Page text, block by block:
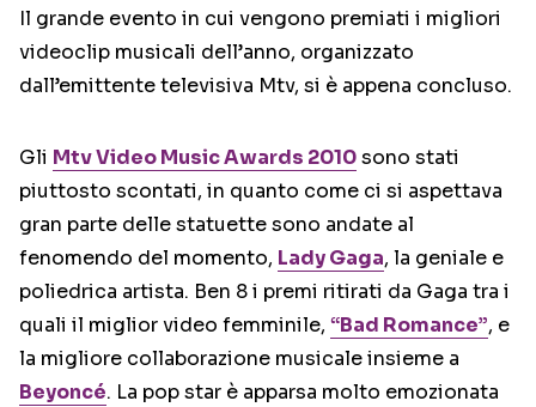
Il grande evento in cui vengono premiati i migliori
videoclip musicali dell’anno, organizzato
dall’emittente televisiva Mtv, si è appena concluso.
Gli Mtv Video Music Awards 2010sono stati
piuttosto scontati, in quanto come ci si aspettava
gran parte delle statuette sono andate al
fenomendo del momento, Lady Gaga, la geniale e
poliedrica artista. Ben 8 i premi ritirati da Gaga tra i
quali il miglior video femminile, “Bad Romance”, e
la migliore collaborazione musicale insieme a
Beyoncé. La pop star è apparsa molto emozionata